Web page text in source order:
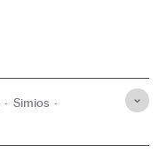
Simios